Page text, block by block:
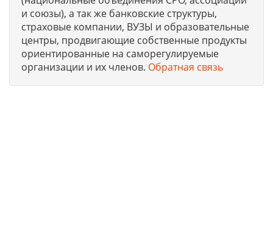
и союзы), а так же банковские структуры,
страховые компании, ВУЗЫ и образовательные
центры, продвигающие собственные продукты
ориентированные на саморегулируемые
организации и их членов. Обратная связь